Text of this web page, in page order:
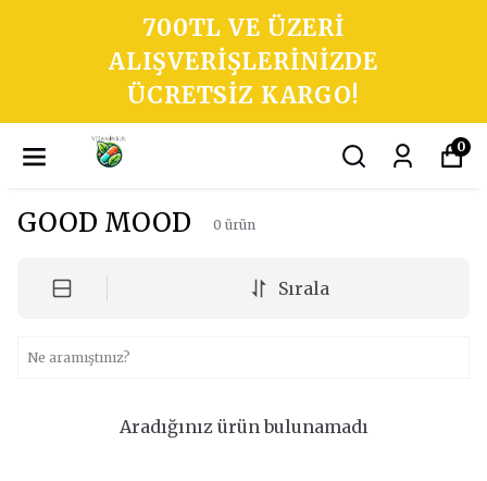
700TL VE ÜZERI
ALIŞVERIŞLERINIZDE
ÜCRETSIZ KARGO!
0
GOOD MOOD 0 ürün
Sırala
Aradığınız ürün bulunamadı